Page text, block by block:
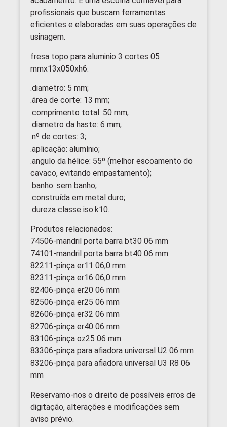
profissionais que buscam ferramentas
eficientes e elaboradas em suas operações de
usinagem.
fresa topo para aluminio 3 cortes 05
mmx13x050xh6:
.diametro: 5 mm;
.área de corte: 13 mm;
.comprimento total: 50 mm;
.diametro da haste: 6 mm;
.nº de cortes: 3;
.aplicação: alumínio;
.angulo da hélice: 55º (melhor escoamento do
cavaco, evitando empastamento);
.banho: sem banho;
.construída em metal duro;
.dureza classe iso:k10.
Produtos relacionados:
74506-mandril porta barra bt30 06 mm
74101-mandril porta barra bt40 06 mm
82211-pinça er11 06,0 mm
82311-pinça er16 06,0 mm
82406-pinça er20 06 mm
82506-pinça er25 06 mm
82606-pinça er32 06 mm
82706-pinça er40 06 mm
83106-pinça oz25 06 mm
83306-pinça para afiadora universal U2 06 mm
83206-pinça para afiadora universal U3 R8 06
mm
Reservamo-nos o direito de possíveis erros de
digitação, alterações e modificações sem
aviso prévio.